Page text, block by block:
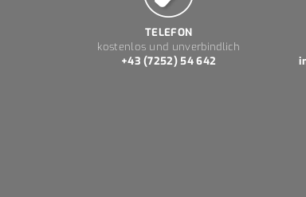
TELEFON
kostenlos und unverbindlich
+43 (7252) 54 642